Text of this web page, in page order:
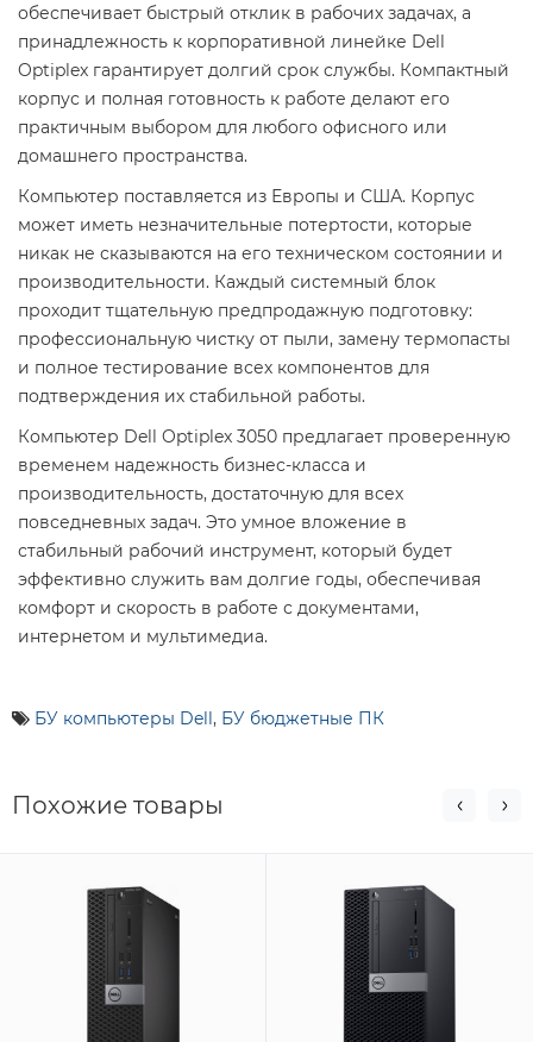
обеспечивает быстрый отклик в рабочих задачах, а
принадлежность к корпоративной линейке Dell
Optiplex гарантирует долгий срок службы. Компактный
корпус и полная готовность к работе делают его
практичным выбором для любого офисного или
домашнего пространства.
Компьютер поставляется из Европы и США. Корпус
может иметь незначительные потертости, которые
никак не сказываются на его техническом состоянии и
производительности. Каждый системный блок
проходит тщательную предпродажную подготовку:
профессиональную чистку от пыли, замену термопасты
и полное тестирование всех компонентов для
подтверждения их стабильной работы.
Компьютер Dell Optiplex 3050 предлагает проверенную
временем надежность бизнес-класса и
производительность, достаточную для всех
повседневных задач. Это умное вложение в
стабильный рабочий инструмент, который будет
эффективно служить вам долгие годы, обеспечивая
комфорт и скорость в работе с документами,
интернетом и мультимедиа.
БУ компьютеры Dell, БУ бюджетные ПК
Похожие товары